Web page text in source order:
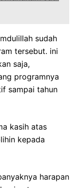
sudah
tersebut. ini
saja,
programnya
sampai tahun
kasih atas
kepada
harapan